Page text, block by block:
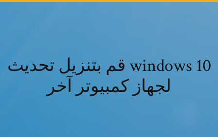
قم بتنزيل تحديث windows 10
لجهاز كمبيوتر آخر